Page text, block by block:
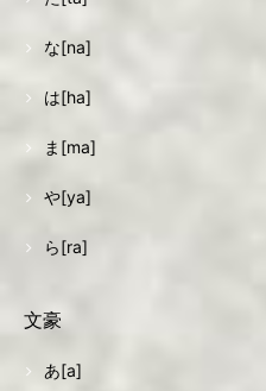
な[na]
は[ha]
ま[ma]
や[ya]
ら[ra]
文豪
あ[a]